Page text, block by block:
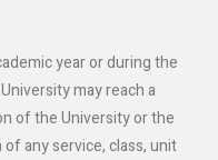
year or during the
may reach a
of the University or the
any service, class, unit